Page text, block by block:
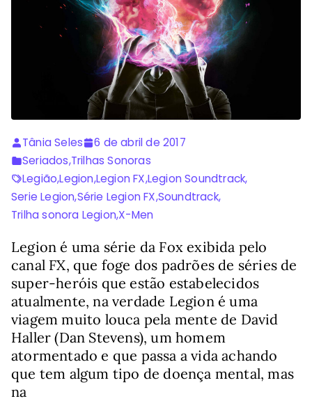
Tânia Seles
6 de abril de 2017
Seriados,Trilhas Sonoras
Legião,Legion,Legion FX,Legion Soundtrack,
Serie Legion,Série Legion FX,Soundtrack,
Trilha sonora Legion,X-Men
Legion é uma série da Fox exibida pelo
canal FX, que foge dos padrões de séries de
super-heróis que estão estabelecidos
atualmente, na verdade Legion é uma
viagem muito louca pela mente de David
Haller (Dan Stevens), um homem
atormentado e que passa a vida achando
que tem algum tipo de doença mental, mas
na